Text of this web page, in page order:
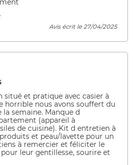
Avis écrit le 27/04/2025
et pratique avec casier à
horrible nous avons souffert du
semaine. Manque d
(appareil à
de cuisine). Kit d entretien à
et peau/lavette pour un
à remercier et féliciter le
leur gentillesse, sourire et